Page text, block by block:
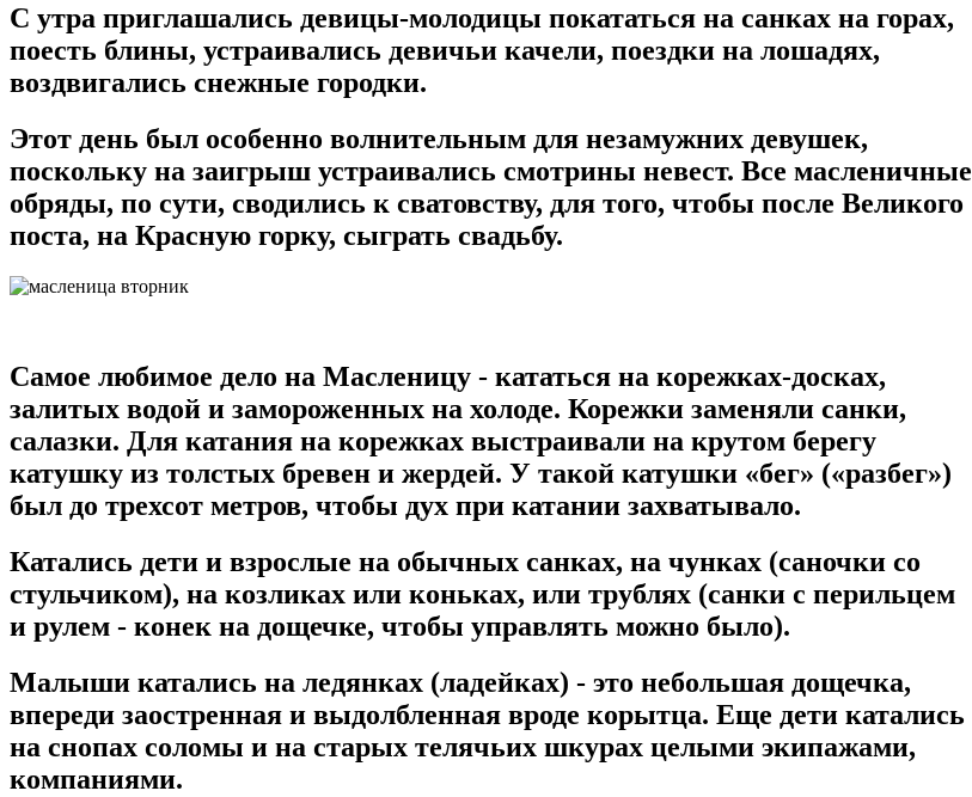
С утра приглашались девицы-молодицы покататься на санках на горах,
поесть блины, устраивались девичьи качели, поездки на лошадях,
воздвигались снежные городки.
Этот день был особенно волнительным для незамужних девушек,
поскольку на заигрыш устраивались смотрины невест. Все масленичные
обряды, по сути, сводились к сватовству, для того, чтобы после Великого
поста, на Красную горку, сыграть свадьбу.
Самое любимое дело на Масленицу - кататься на корежках-досках,
залитых водой и замороженных на холоде. Корежки заменяли санки,
салазки. Для катания на корежках выстраивали на крутом берегу
катушку из толстых бревен и жердей. У такой катушки «бег» («разбег»)
был до трехсот метров, чтобы дух при катании захватывало.
Катались дети и взрослые на обычных санках, на чунках (саночки со
стульчиком), на козликах или коньках, или трублях (санки с перильцем
и рулем - конек на дощечке, чтобы управлять можно было).
Малыши катались на ледянках (ладейках) - это небольшая дощечка,
впереди заостренная и выдолбленная вроде корытца. Еще дети катались
на снопах соломы и на старых телячьих шкурах целыми экипажами,
компаниями.